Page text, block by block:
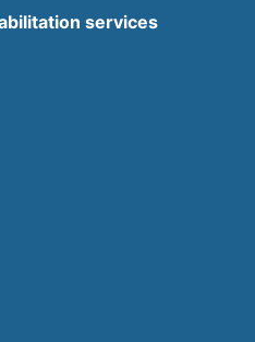
services